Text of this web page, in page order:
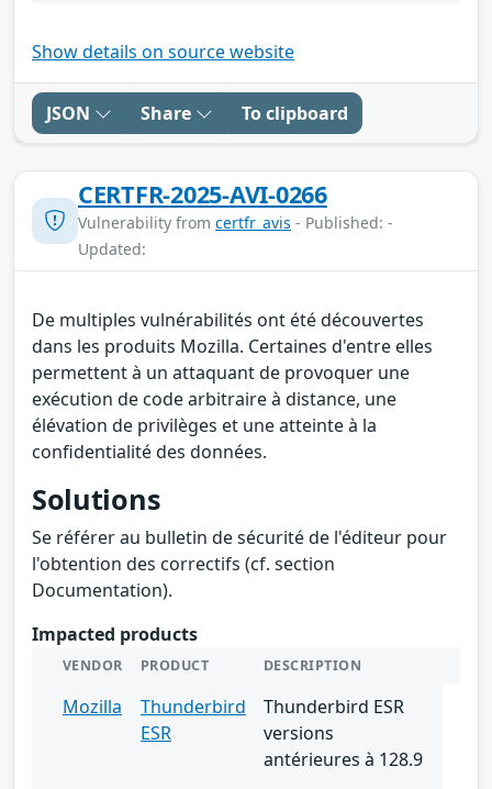
Show details on source website
JSON Share To clipboard
CERTFR-2025-AVI-0266
Vulnerability from certfr_avis - Published: -
Updated:
De multiples vulnérabilités ont été découvertes
dans les produits Mozilla. Certaines d'entre elles
permettent à un attaquant de provoquer une
exécution de code arbitraire à distance, une
élévation de privilèges et une atteinte à la
confidentialité des données.
Solutions
Se référer au bulletin de sécurité de l'éditeur pour
l'obtention des correctifs (cf. section
Documentation).
Impacted products
VENDOR PRODUCT DESCRIPTION
Mozilla
Thunderbird
ESR
Thunderbird ESR
versions
antérieures à 128.9